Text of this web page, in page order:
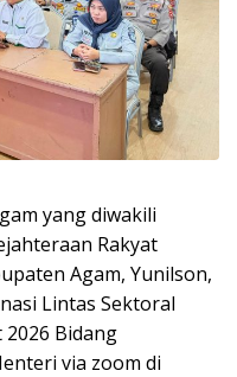
yang diwakili
Rakyat
Agam, Yunilson,
Lintas Sektoral
Bidang
via zoom di